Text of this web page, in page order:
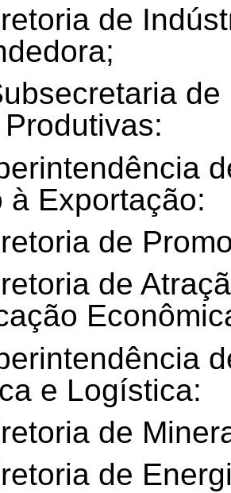
de
à Exportação:
de
de
e Logística:
de
de